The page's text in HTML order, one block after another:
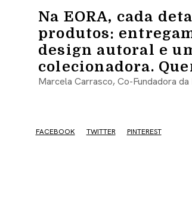
Na EORA, cada
produtos:
design autoral e
colecionadora.
Marcela Carrasco, Co-Fundadora da
FACEBOOK TWITTER PINTEREST